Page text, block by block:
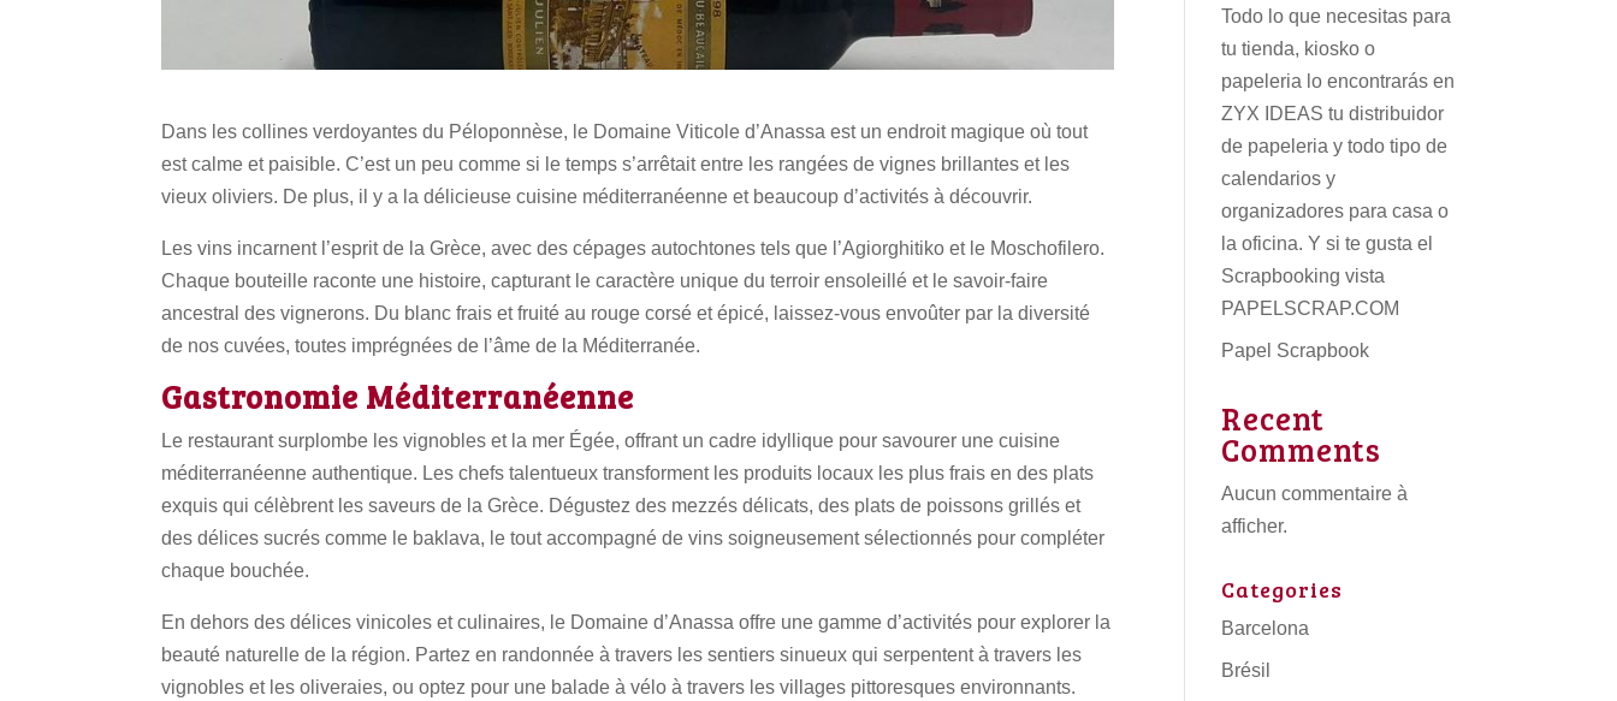
Dans les collines verdoyantes du Péloponnèse, le Domaine Viticole d’Anassa est un endroit magique où tout
est calme et paisible. C’est un peu comme si le temps s’arrêtait entre les rangées de vignes brillantes et les
vieux oliviers. De plus, il y a la délicieuse cuisine méditerranéenne et beaucoup d’activités à découvrir.
Les vins incarnent l’esprit de la Grèce, avec des cépages autochtones tels que l’Agiorghitiko et le Moschofilero.
Chaque bouteille raconte une histoire, capturant le caractère unique du terroir ensoleillé et le savoir-faire
ancestral des vignerons. Du blanc frais et fruité au rouge corsé et épicé, laissez-vous envoûter par la diversité
de nos cuvées, toutes imprégnées de l’âme de la Méditerranée.
Gastronomie Méditerranéenne
Le restaurant surplombe les vignobles et la mer Égée, offrant un cadre idyllique pour savourer une cuisine
méditerranéenne authentique. Les chefs talentueux transforment les produits locaux les plus frais en des plats
exquis qui célèbrent les saveurs de la Grèce. Dégustez des mezzés délicats, des plats de poissons grillés et
des délices sucrés comme le baklava, le tout accompagné de vins soigneusement sélectionnés pour compléter
chaque bouchée.
En dehors des délices vinicoles et culinaires, le Domaine d’Anassa offre une gamme d’activités pour explorer la
beauté naturelle de la région. Partez en randonnée à travers les sentiers sinueux qui serpentent à travers les
vignobles et les oliveraies, ou optez pour une balade à vélo à travers les villages pittoresques environnants.
Todo lo que necesitas para
tu tienda, kiosko o
papeleria lo encontrarás en
ZYX IDEAS tudistribuidor
de papeleria y todo tipo de
calendarios y
organizadores para casa o
la oficina. Y si te gusta el
Scrapbooking vista
PAPELSCRAP.COM
Papel Scrapbook
Recent
Comments
Aucun commentaire à
afficher.
Categories
Barcelona
Brésil